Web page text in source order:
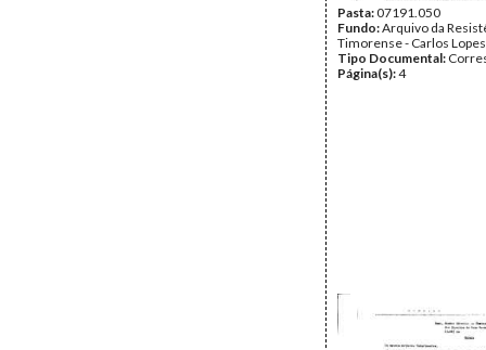
Pasta:07191.050
Fundo:Arquivo da
Timorense - Carlos Lopes
Tipo Documental:
Página(s):4